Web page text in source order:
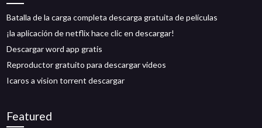
Batalla de la carga completa descarga gratuita de películas
¡la aplicación de netflix hace clic en descargar!
Descargar word app gratis
Reproductor gratuito para descargar videos
Icaros a vision torrent descargar
Featured